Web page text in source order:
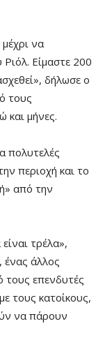
να
Είμαστε 200
δήλωσε ο
τους
και μήνες.
πολυτελές
περιοχή και το
από την
τρέλα»,
ένας άλλος
τους επενδυτές
τους κατοίκους,
να πάρουν